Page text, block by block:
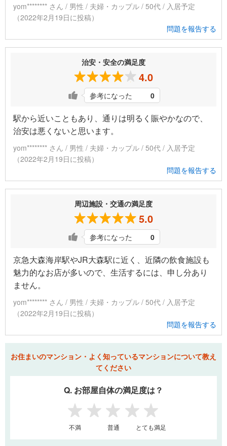
yom******** さん / 男性 / 夫婦・カップル / 50代 / 入居予定
（2022年2月19日に投稿）
問題を報告する
治安・安全の満足度
4.0
参考になった 0
駅から近いこともあり、通りは明るく賑やかなので、
治安は悪くないと思います。
yom******** さん / 男性 / 夫婦・カップル / 50代 / 入居予定
（2022年2月19日に投稿）
問題を報告する
周辺施設・交通の満足度
5.0
参考になった 0
京急大森海岸駅やJR大森駅に近く、近隣の飲食施設も
魅力的なお店が多いので、生活するには、申し分あり
ません。
yom******** さん / 男性 / 夫婦・カップル / 50代 / 入居予定
（2022年2月19日に投稿）
問題を報告する
お住まいのマンション・よく知っているマンションについて教え
てください
Q. お部屋自体の満足度は？
1 2 3 4 5
不満 普通 とても満足